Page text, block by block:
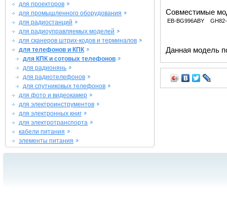
для проекторов
для промышленного оборудования
для радиостанций
для радиоуправляемых моделей
для сканеров штрих-кодов и терминалов
для телефонов и КПК
для КПК и сотовых телефонов
для радионянь
для радиотелефонов
для спутниковых телефонов
для фото и видеокамер
для электроинструментов
для электронных книг
для электротранспорта
кабели питания
элементы питания
Совместимые
EB-BG996ABY
Данная модель